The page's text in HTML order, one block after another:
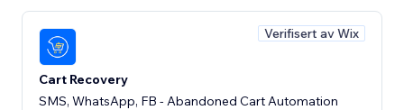
Verifisert av Wix
Cart Recovery
SMS, WhatsApp, FB - Abandoned Cart Automation